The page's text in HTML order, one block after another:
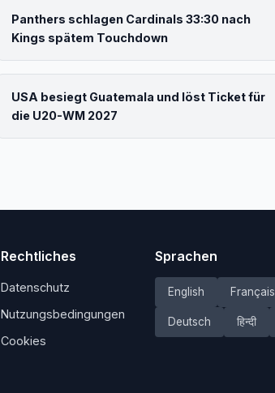
Panthers schlagen Cardinals 33:30 nach
Kings spätem Touchdown
USA besiegt Guatemala und löst Ticket für
die U20-WM 2027
Rechtliches
Datenschutz
Nutzungsbedingungen
Cookies
Sprachen
English Français
Deutsch हिन्दी